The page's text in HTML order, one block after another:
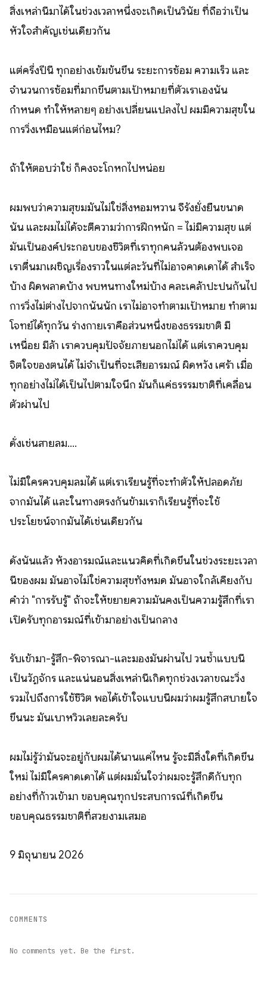
สิ่งเหล่านี้มาได้ในช่วงเวลาหนึ่งจะเกิดเป็นวินัย ที่ถือว่าเป็น
หัวใจสำคัญเช่นเดียวกัน
แต่ครึ่งปีนี้ ทุกอย่างเข้มข้นขึ้น ระยะการซ้อม ความเร็ว และ
จำนวนการซ้อมที่มากขึ้นตามเป้าหมายที่ตัวเราเองนั้น
กำหนด ทำให้หลายๆ อย่างเปลี่ยนแปลงไป ผมมีความสุขใน
การวิ่งเหมือนแต่ก่อนไหม?
ถ้าให้ตอบว่าใช่ ก็คงจะโกหกไปหน่อย
ผมพบว่าความสุขมมันไม่ใช่สิ่งหอมหวาน จีรังยั่งยืนขนาด
นั้น และผมไม่ได้จะตีความว่าการฝึกหนัก = ไม่มีความสุข แต่
มันเป็นองค์ประกอบของชีวิตที่เราทุกคนล้วนต้องพบเจอ
เราตื่นมาเผชิญเรื่องราวในแต่ละวันที่ไม่อาจคาดเดาได้ สำเร็จ
บ้าง ผิดพลาดบ้าง พบหนทางใหม่บ้าง คละเคล้าปะปนกันไป
การวิ่งไม่ต่างไปจากนั้นนัก เราไม่อาจทำตามเป้าหมาย ทำตาม
โจทย์ได้ทุกวัน ร่างกายเราคือส่วนหนึ่งของธรรมชาติ มี
เหนื่อย มีล้า เราควบคุมปัจจัยภายนอกไม่ได้ แต่เราควบคุม
จิตใจของตนได้ ไม่จำเป็นที่จะเสียอารมณ์ ผิดหวัง เศร้า เมื่อ
ทุกอย่างไม่ได้เป็นไปตามใจนึก มันก็แค่ธรรรมชาติที่เคลื่อน
ตัวผ่านไป
ดั่งเช่นสายลม....
ไม่มีใครควบคุมลมได้ แต่เราเรียนรู้ที่จะทำตัวให้ปลอดภัย
จากมันได้ และในทางตรงกันข้ามเราก็เรียนรู้ที่จะใช้
ประโยชน์จากมันได้เช่นเดียวกัน
ดังนั้นแล้ว ห้วงอารมณ์และแนวคิดที่เกิดขึ้นในช่วงระยะเวลา
นี้ของผม มันอาจไม่ใช่ความสุขทั้งหมด มันอาจใกล้เคียงกับ
คำว่า "การรับรู้" ถ้าจะให้ขยายความมันคงเป็นความรู้สึกที่เรา
เปิดรับทุกอารมณ์ที่เข้ามาอย่างเป็นกลาง
รับเข้ามา-รู้สึก-พิจารณา-และมองมันผ่านไป วนซ้ำแบบนี้
เป็นวัฏจักร และแน่นอนสิ่งเหล่านี้เกิดทุกช่วงเวลาขณะวิ่ง
รวมไปถึงการใช้ชีวิต พอได้เข้าใจแบบนี้ผมว่าผมรู้สึกสบายใจ
ขึ้นนะ มันเบาหวิวเลยละครับ
ผมไม่รู้ว่ามันจะอยู่กับผมได้นานแค่ไหน รู้จะมีสิ่งใดที่เกิดขึ้น
ใหม่ ไม่มีใครคาดเดาได้ แต่ผมมั่นใจว่าผมจะรู้สึกดีกับทุก
อย่างที่ก้าวเข้ามา ขอบคุณทุกประสบการณ์ที่เกิดขึ้น
ขอบคุณธรรมชาติที่สวยงามเสมอ
9 มิถุนายน 2026
COMMENTS
No comments yet. Be the first.